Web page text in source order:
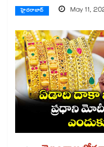
హైదరాబాద్ May 11,